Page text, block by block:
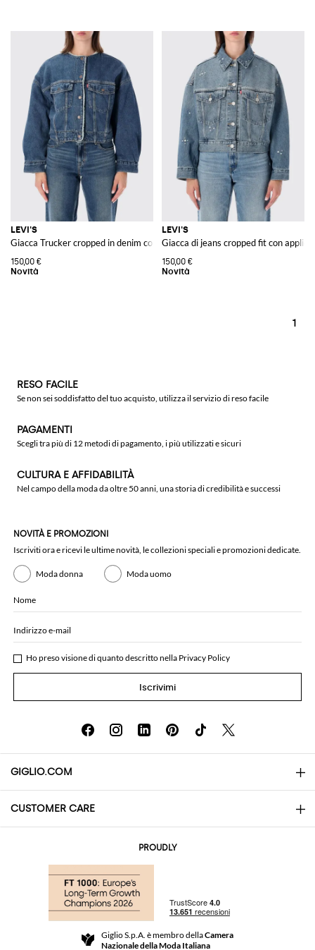
LEVI'S
Giacca Trucker cropped in denim con fodera in sherpa e maniche a
150,00 €
LEVI'S
Giacca di jeans cropped fit con
150,00 €
1
RESO FACILE
Se non sei soddisfatto del tuo acquisto, utilizza il servizio di reso facile
PAGAMENTI
Scegli tra più di 12 metodi di pagamento, i più utilizzati e sicuri
CULTURA E AFFIDABILITÀ
Nel campo della moda da oltre 50 anni, una storia di credibilità e successi
NOVITÀ E PROMOZIONI
Iscriviti ora e ricevi le ultime novità, le collezioni speciali e promozioni dedicate.
Moda donna Moda uomo
Nome
Indirizzo e-mail
Ho preso visione di quanto descritto nella Privacy Policy
Iscrivimi
GIGLIO.COM
About
Community Store
CUSTOMER CARE
Resi e Rimborsi
Termini e Condizioni di vendita
PROUDLY
Giglio S.p.A. è membro dellaCamera
Nazionale della Moda Italiana